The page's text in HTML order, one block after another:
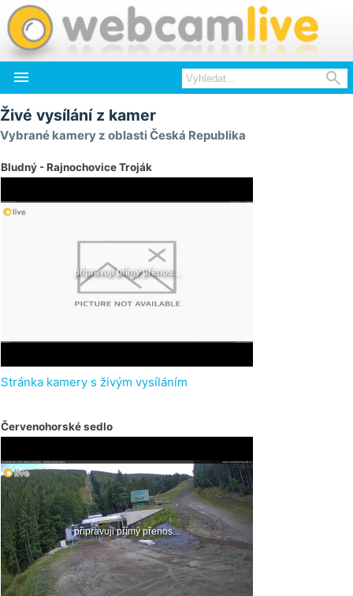
 
Živé vysílání z kamer
Vybrané kamery z oblasti Česká Republika
Bludný - Rajnochovice Troják
Stránka kamery s živým vysíláním
Červenohorské sedlo